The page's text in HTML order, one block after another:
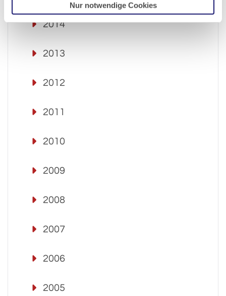
Nur notwendige Cookies
2014
2013
2012
2011
2010
2009
2008
2007
2006
2005